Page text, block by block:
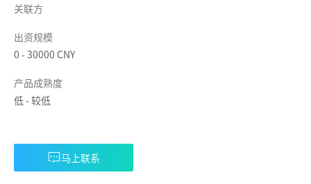
关联方
出资规模
0 -30000 CNY
产品成熟度
低-较低
马上联系